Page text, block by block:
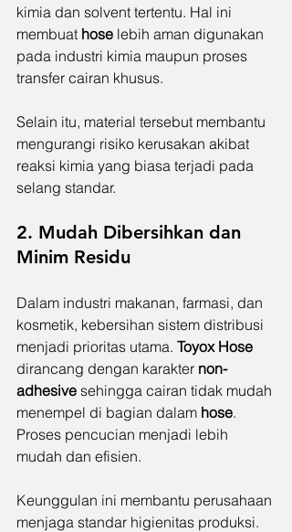
kimia dan solvent tertentu. Hal ini
membuat hose lebih aman digunakan
pada industri kimia maupun proses
transfer cairan khusus.
Selain itu, material tersebut membantu
mengurangi risiko kerusakan akibat
reaksi kimia yang biasa terjadi pada
selang standar.
2. Mudah Dibersihkan dan
Minim Residu
Dalam industri makanan, farmasi, dan
kosmetik, kebersihan sistem distribusi
menjadi prioritas utama. Toyox Hose
dirancang dengan karakter non-
adhesive sehingga cairan tidak mudah
menempel di bagian dalam hose.
Proses pencucian menjadi lebih
mudah dan efisien.
Keunggulan ini membantu perusahaan
menjaga standar higienitas produksi.